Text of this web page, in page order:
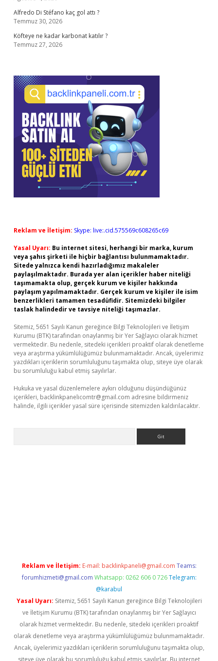
Alfredo Di Stéfano kaç gol attı ?
Temmuz 30, 2026
Köfteye ne kadar karbonat katılır ?
Temmuz 27, 2026
Reklam ve İletişim: Skype: live:.cid.575569c608265c69
Yasal Uyarı: Bu internet sitesi, herhangi bir marka, kurum
veya şahıs şirketi ile hiçbir bağlantısı bulunmamaktadır.
Sitede yalnızca kendi hazırladığımız makaleler
paylaşılmaktadır. Burada yer alan içerikler haber niteliği
taşımamakta olup, gerçek kurum ve kişiler hakkında
paylaşım yapılmamaktadır. Gerçek kurum ve kişiler ile isim
benzerlikleri tamamen tesadüfidir. Sitemizdeki bilgiler
taslak halindedir ve tavsiye niteliği taşımazlar.
Sitemiz, 5651 Sayılı Kanun gereğince Bilgi Teknolojileri ve İletişim
Kurumu (BTK) tarafından onaylanmış bir Yer Sağlayıcı olarak hizmet
vermektedir. Bu nedenle, sitedeki içerikleri proaktif olarak denetleme
veya araştırma yükümlülüğümüz bulunmamaktadır. Ancak, üyelerimiz
yazdıkları içeriklerin sorumluluğunu taşımakta olup, siteye üye olarak
bu sorumluluğu kabul etmiş sayılırlar.
Hukuka ve yasal düzenlemelere aykırı olduğunu düşündüğünüz
içerikleri, backlinkpanelicomtr@gmail.com adresine bildirmeniz
halinde, ilgili içerikler yasal süre içerisinde sitemizden kaldırılacaktır.
Reklam ve İletişim: E-mail: backlinkpaneli@gmail.com Teams:
forumhizmeti@gmail.com Whatsapp: 0262 606 0 726 Telegram:
@karabul
Yasal Uyarı: Sitemiz, 5651 Sayılı Kanun gereğince Bilgi Teknolojileri
ve İletişim Kurumu (BTK) tarafından onaylanmış bir Yer Sağlayıcı
olarak hizmet vermektedir. Bu nedenle, sitedeki içerikleri proaktif
olarak denetleme veya araştırma yükümlülüğümüz bulunmamaktadır.
Ancak, üyelerimiz yazdıkları içeriklerin sorumluluğunu taşımakta olup,
siteye üye olarak bu sorumluluğu kabul etmiş sayılırlar. Bu internet